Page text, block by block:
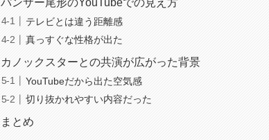
パンサー尾形のYouTubeでの見え方
テレビとは違う距離感
真っすぐな性格が出た
カノックスターとの共演が広がった背景
YouTubeだから出た空気感
切り抜かれやすい内容だった
まとめ